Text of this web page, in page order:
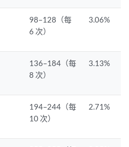
98–128（每
6 次）
3.06%
136–184（每
8 次）
3.13%
194–244（每
10 次）
2.71%